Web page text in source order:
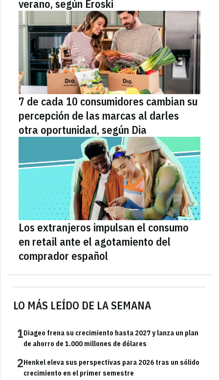
LO MÁS LEÍDO DE LA SEMANA
1Diageo frena su crecimiento hasta 2027 y lanza un plan
de ahorro de 1.000 millones de dólares
2Henkel eleva sus perspectivas para 2026 tras un sólido
crecimiento en el primer semestre
verano, según Eroski
7 de cada 10 consumidores cambian su
percepción de las marcas al darles
otra oportunidad, según Dia
Los extranjeros impulsan el consumo
en retail ante el agotamiento del
comprador español